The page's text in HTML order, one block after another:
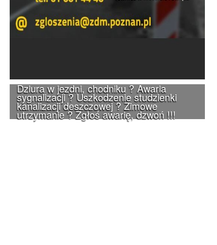
Dziura w jezdni, chodniku ? Awaria
sygnalizacji ? Uszkodzenie studzienki
kanalizacji deszczowej ? Zimowe
utrzymanie ? Zgłoś awarię, dzwoń !!!